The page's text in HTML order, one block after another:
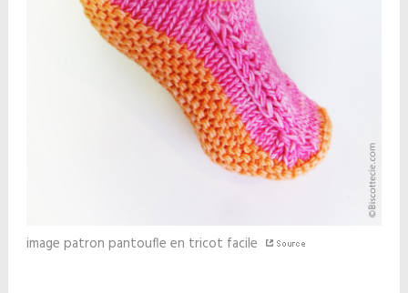
image patron pantoufle en tricot facile